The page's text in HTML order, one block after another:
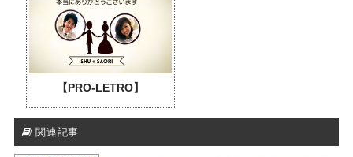
【PRO-LETRO】
関連記事